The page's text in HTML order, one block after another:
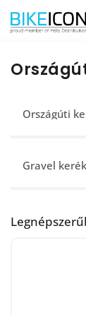
Országúti
Gravel